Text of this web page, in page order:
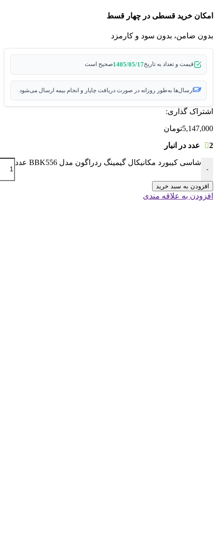
امکان خرید قسطی در چهار قسط
بدون ضامن، بدون سود و کارمزد
قیمت و تعداد به تاریخ1405/05/17صحیح است
ارسال‌ها به‌طور روزانه در صورت دریافت چاپار و انجام بیمه ارسال می‌شود
اشتراک گذاری:
5,147,000تومان
2 عدد در انبار
-
شاسی کیبورد مکانیکال گیمینگ ردراگون مدل BBK556 عدد
افزودن به سبد خرید
افزودن به علاقه مندی